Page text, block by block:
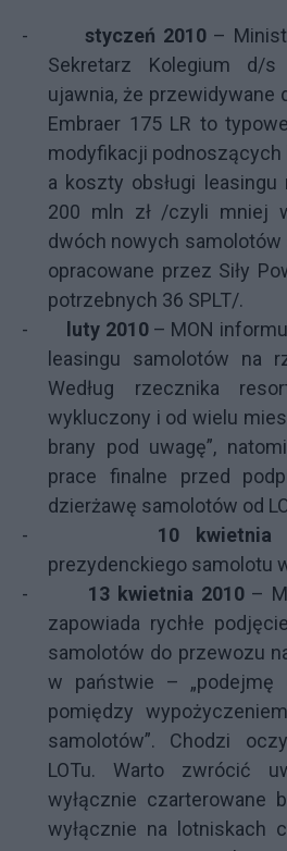
- styczeń 2010–
Sekretarz Kolegium d/s
ujawnia, że przewidywane
Embraer 175 LR to
modyfikacji
a koszty obsługi
200 mln zł /czyli mniej
dwóch nowych samolotów
opracowane przez Siły
potrzebnych 36 SPLT/.
-
luty 2010– MON
leasingu samolotów na
Według rzecznika
wykluczony i od wielu
brany pod uwagę”,
prace finalne przed
dzierżawę samolotów od
-
10 kwietnia
prezydenckiego samolotu
-
13 kwietnia 2010–
zapowiada rychłe
samolotów do przewozu
w państwie – „podejmę
pomiędzy
samolotów”. Chodzi
LOTu. Warto zwrócić
wyłącznie czarterowane
wyłącznie na lotniskach